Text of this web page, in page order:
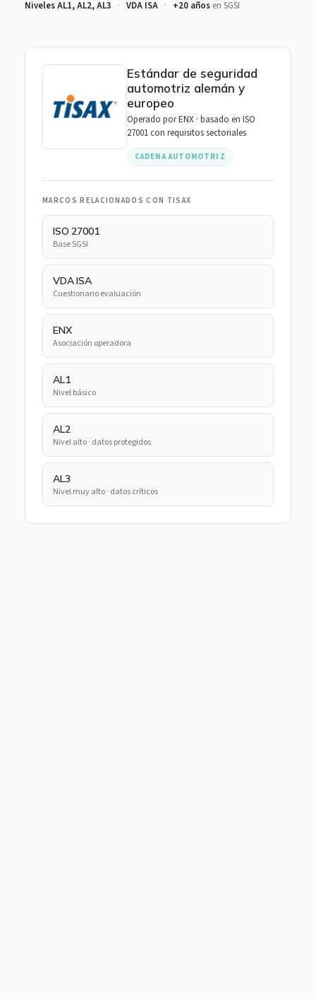
Niveles AL1, AL2, AL3 · VDA ISA · +20 años en SGSI
Estándar de seguridad
automotriz alemán y
europeo
Operado por ENX · basado en ISO
27001 con requisitos sectoriales
CADENA AUTOMOTRIZ
MARCOS RELACIONADOS CON TISAX
ISO 27001
Base SGSI
VDA ISA
Cuestionario evaluación
ENX
Asociación operadora
AL1
Nivel básico
AL2
Nivel alto · datos protegidos
AL3
Nivel muy alto · datos críticos